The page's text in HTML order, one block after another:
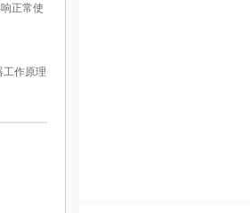
正常使
工作原理